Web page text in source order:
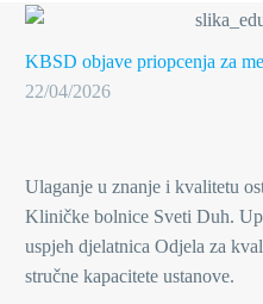
KBSD objave priopcenja za
22/04/2026
Ulaganje u znanje i kvalitetu
Kliničke bolnice Sveti Duh.
uspjeh djelatnica Odjela za
stručne kapacitete ustanove.